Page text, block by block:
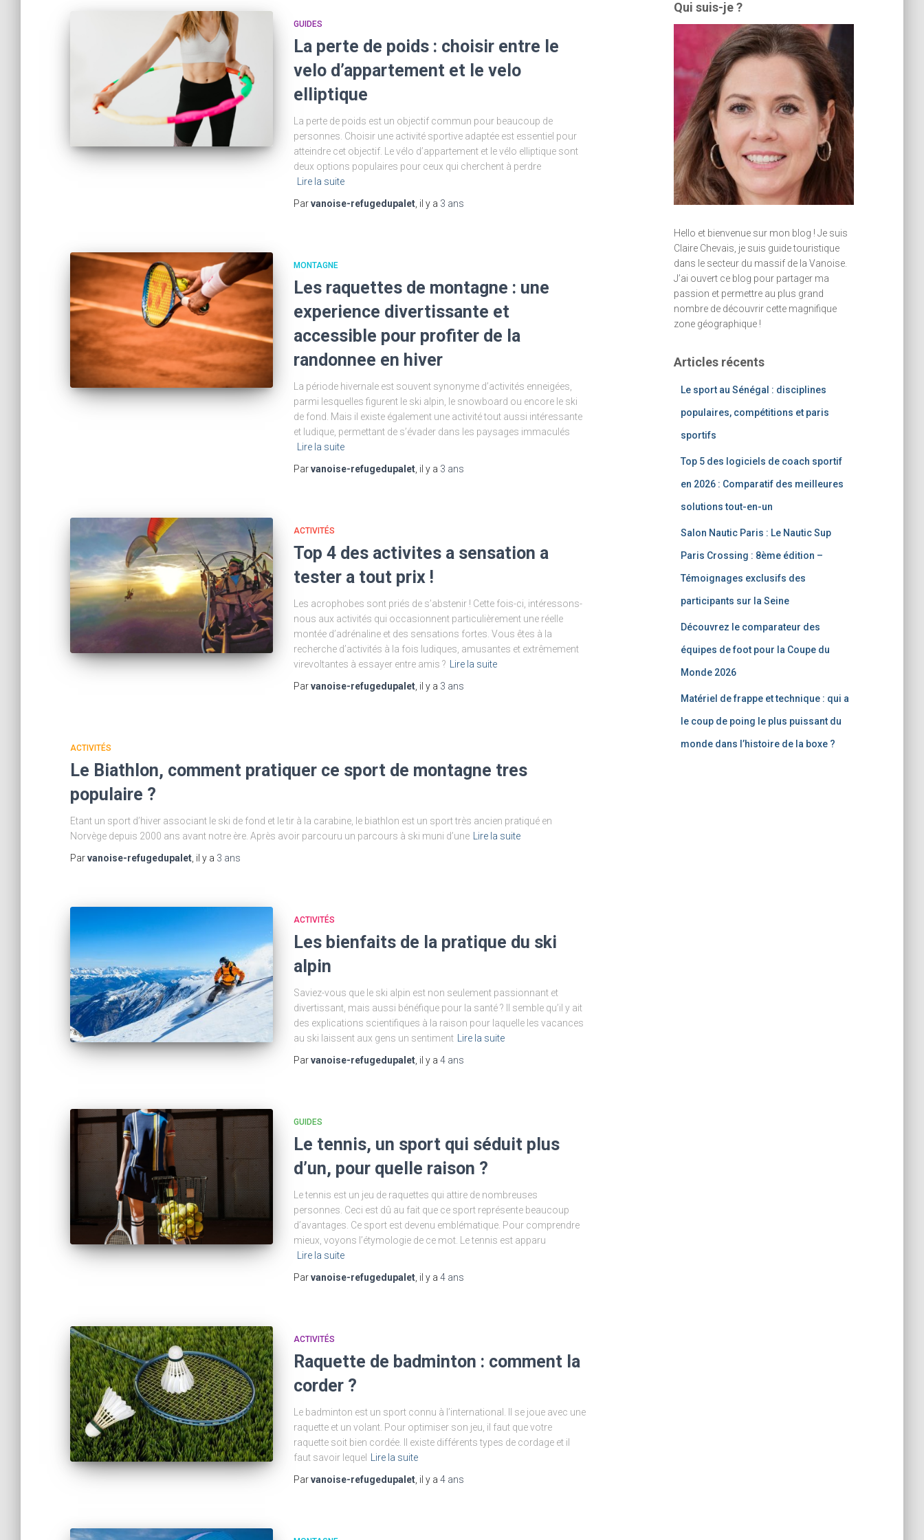
GUIDES
La perte de poids : choisir entre le
velo d’appartement et le velo
elliptique
La perte de poids est un objectif commun pour beaucoup de
personnes. Choisir une activité sportive adaptée est essentiel pour
atteindre cet objectif. Le vélo d’appartement et le vélo elliptique sont
deux options populaires pour ceux qui cherchent à perdre
Lire la suite
Parvanoise-refugedupalet , il y a 3 ans
MONTAGNE
Les raquettes de montagne : une
experience divertissante et
accessible pour profiter de la
randonnee en hiver
La période hivernale est souvent synonyme d’activités enneigées,
parmi lesquelles figurent le ski alpin, le snowboard ou encore le ski
de fond. Mais il existe également une activité tout aussi intéressante
et ludique, permettant de s’évader dans les paysages immaculés
Lire la suite
Parvanoise-refugedupalet , il y a 3 ans
ACTIVITÉS
Top 4 des activites a sensation a
tester a tout prix !
Les acrophobes sont priés de s’abstenir ! Cette fois-ci, intéressons-
nous aux activités qui occasionnent particulièrement une réelle
montée d’adrénaline et des sensations fortes. Vous êtes à la
recherche d’activités à la fois ludiques, amusantes et extrêmement
virevoltantes à essayer entre amis ?
Lire la suite
Parvanoise-refugedupalet , il y a 3 ans
ACTIVITÉS
Le Biathlon, comment pratiquer ce sport de montagne tres
populaire ?
Etant un sport d’hiver associant le ski de fond et le tir à la carabine, le biathlon est un sport très ancien pratiqué en
Norvège depuis 2000 ans avant notre ère. Après avoir parcouru un parcours à ski muni d’une
Lire la suite
Parvanoise-refugedupalet , il y a 3 ans
ACTIVITÉS
Les bienfaits de la pratique du ski
alpin
Saviez-vous que le ski alpin est non seulement passionnant et
divertissant, mais aussi bénéfique pour la santé ? Il semble qu’il y ait
des explications scientifiques à la raison pour laquelle les vacances
au ski laissent aux gens un sentiment
Lire la suite
Parvanoise-refugedupalet , il y a 4 ans
GUIDES
Le tennis, un sport qui séduit plus
d’un, pour quelle raison ?
Le tennis est un jeu de raquettes qui attire de nombreuses
personnes. Ceci est dû au fait que ce sport représente beaucoup
d’avantages. Ce sport est devenu emblématique. Pour comprendre
mieux, voyons l’étymologie de ce mot. Le tennis est apparu
Lire la suite
Parvanoise-refugedupalet , il y a 4 ans
ACTIVITÉS
Raquette de badminton : comment la
corder ?
Le badminton est un sport connu à l’international. Il se joue avec une
raquette et un volant. Pour optimiser son jeu, il faut que votre
raquette soit bien cordée. Il existe différents types de cordage et il
faut savoir lequel
Lire la suite
Parvanoise-refugedupalet , il y a 4 ans
Qui suis-je ?
Hello et bienvenue sur mon blog ! Je suis
Claire Chevais, je suis guide touristique
dans le secteur du massif de la Vanoise.
J’ai ouvert ce blog pour partager ma
passion et permettre au plus grand
nombre de découvrir cette magnifique
zone géographique !
Articles récents
Le sport au Sénégal : disciplines
populaires, compétitions et paris
sportifs
Top 5 des logiciels de coach sportif
en 2026 : Comparatif des meilleures
solutions tout-en-un
Salon Nautic Paris : Le Nautic Sup
Paris Crossing : 8ème édition –
Témoignages exclusifs des
participants sur la Seine
Découvrez le comparateur des
équipes de foot pour la Coupe du
Monde 2026
Matériel de frappe et technique : qui a
le coup de poing le plus puissant du
monde dans l’histoire de la boxe ?